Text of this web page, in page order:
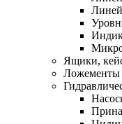
Ящики,
Ложементы